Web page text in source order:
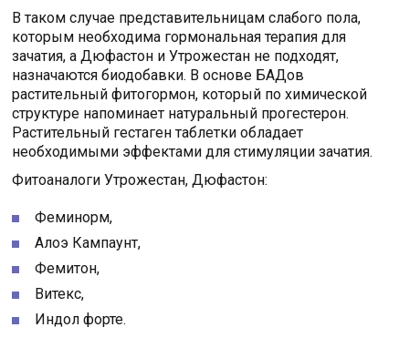
В таком случае представительницам слабого пола,
которым необходима гормональная терапия для
зачатия, а Дюфастон и Утрожестан не подходят,
назначаются биодобавки. В основе БАДов
растительный фитогормон, который по химической
структуре напоминает натуральный прогестерон.
Растительный гестаген таблетки обладает
необходимыми эффектами для стимуляции зачатия.
Фитоаналоги Утрожестан, Дюфастон:
Феминорм,
Алоэ Кампаунт,
Фемитон,
Витекс,
Индол форте.